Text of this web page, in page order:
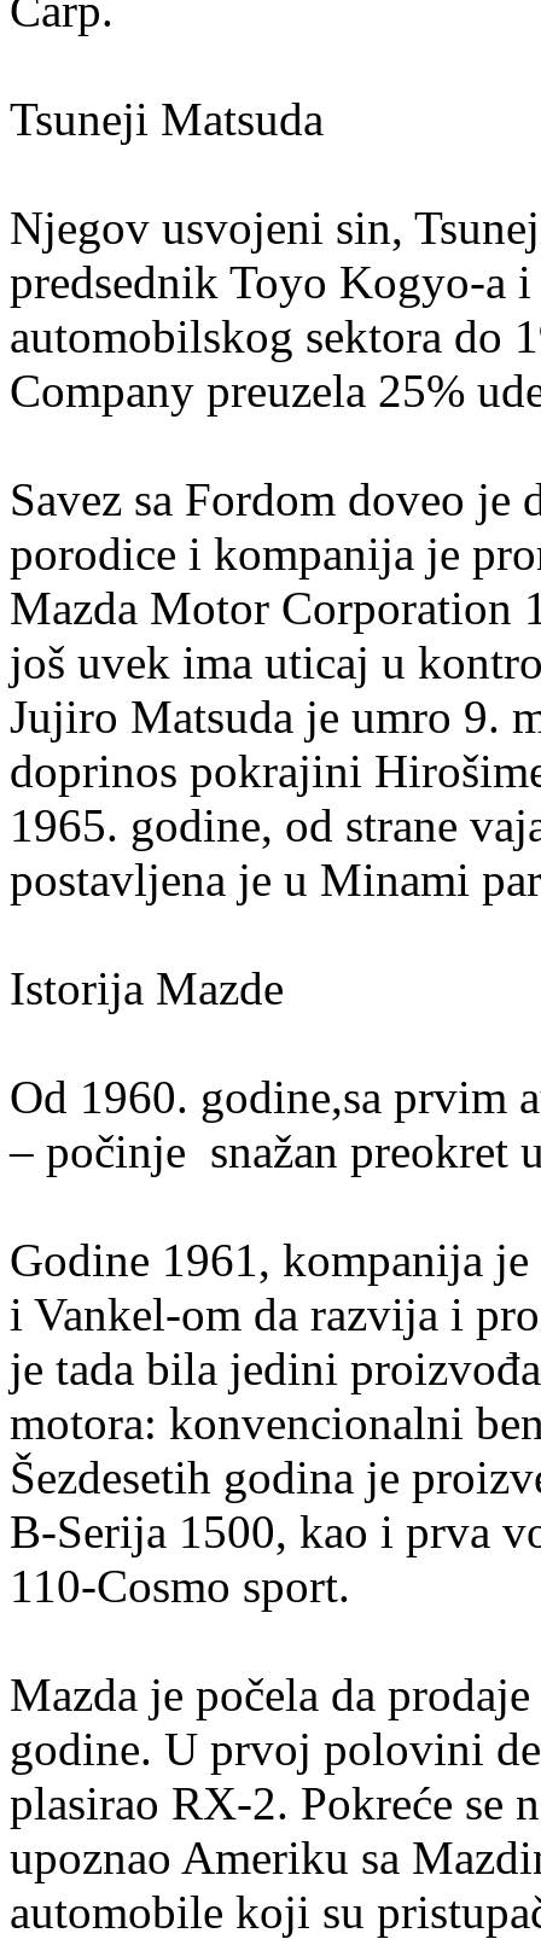
Tsuneji Matsuda
Njegov usvojeni sin,
predsednik Toyo Kogyo-a
automobilskog sektora do
Company preuzela 25%
Savez sa Fordom doveo je
porodice i kompanija je
Mazda Motor Corporation
još uvek ima uticaj u
Jujiro Matsuda je umro 9.
doprinos pokrajini
1965. godine, od strane
postavljena je u Minami
Istorija Mazde
Od 1960. godine,sa prvim
– počinje snažan
Godine 1961, kompanija
i Vankel-om da razvija i
je tada bila jedini
motora: konvencionalni
Šezdesetih godina je
B-Serija 1500, kao i prva
110-Cosmo sport.
Mazda je počela da
godine. U prvoj polovini
plasirao RX-2. Pokreće se
upoznao Ameriku sa
automobile koji su